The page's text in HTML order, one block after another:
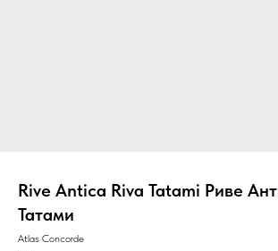
Rive Antica Riva Tatami Риве
Татами
Atlas Concorde